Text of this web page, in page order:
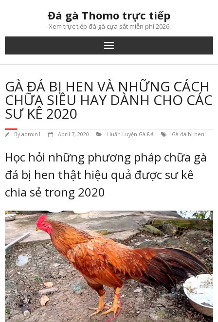
Đá gà Thomo trực tiếp
Xem trực tiếp đá gà cựa sắt miễn phí 2026
GÀ ĐÁ BỊ HEN VÀ NHỮNG CÁCH
CHỮA SIÊU HAY DÀNH CHO CÁC
SƯ KÊ 2020
Byadmin1 April 7, 2020 Huấn Luyện Gà Đá Gà đá bị hen
Học hỏi những phương pháp chữa gà
đá bị hen thật hiệu quả được sư kê
chia sẻ trong 2020